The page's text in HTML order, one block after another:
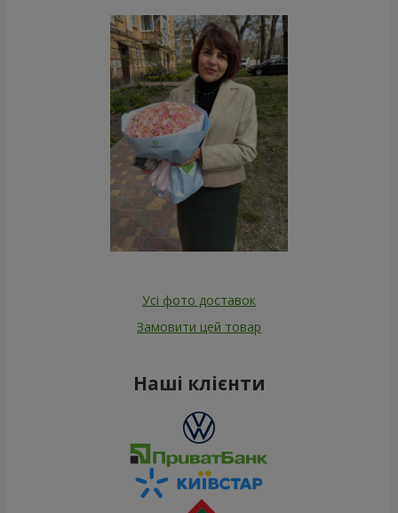
Усі фото доставок
Замовити цей товар
Наші клієнти